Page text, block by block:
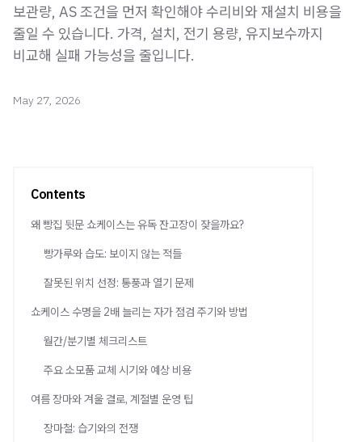
보관량, AS 조건을 먼저 확인해야 수리비와 재설치 비용을
줄일 수 있습니다. 가격, 설치, 전기 용량, 유지보수까지
비교해 실패 가능성을 줄입니다.
May 27, 2026
Contents
왜 빵집 뒷문 쇼케이스는 유독 잔고장이 잦을까요?
빵가루와 습도: 보이지 않는 적들
잘못된 위치 선정: 통풍과 열기 문제
쇼케이스 수명을 2배 늘리는 자가 점검 주기와 방법
월간/분기별 체크리스트
주요 소모품 교체 시기와 예상 비용
여름 장마와 겨울 결로, 계절별 운영 팁
장마철: 습기와의 전쟁